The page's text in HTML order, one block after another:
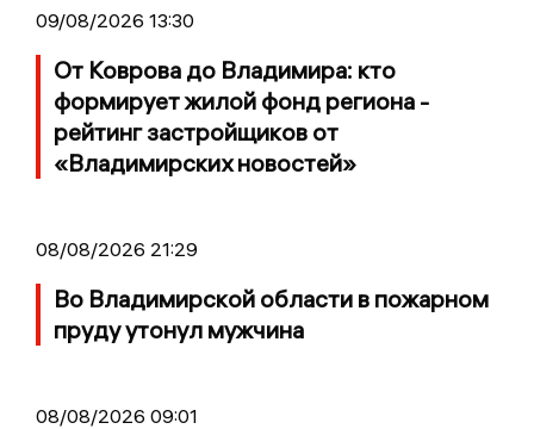
09/08/2026 13:30
От Коврова до Владимира: кто
формирует жилой фонд региона -
рейтинг застройщиков от
«Владимирских новостей»
08/08/2026 21:29
Во Владимирской области в пожарном
пруду утонул мужчина
08/08/2026 09:01